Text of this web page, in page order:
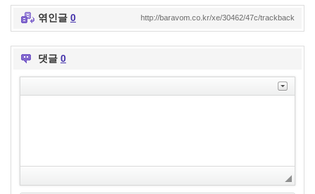
엮인글 0 http://baravom.co.kr/xe/30462/47c/trackback
댓글 0